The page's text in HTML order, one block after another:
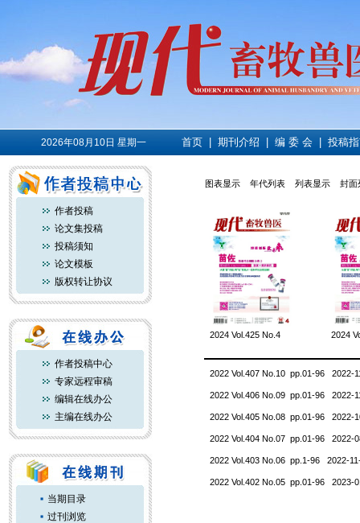
2026年08月10日 星期一 首页 期刊介绍 编 委 会 投稿
作者投稿
论文集投稿
投稿须知
论文模板
版权转让协议
作者投稿中心
专家远程审稿
编辑在线办公
主编在线办公
当期目录
过刊浏览
图表显示 年代列表 列表显示 封面
2024 Vol.425 No.4 2024
2022 Vol.407 No.10 pp.01-96 2022-
2022 Vol.406 No.09 pp.01-96 2022-
2022 Vol.405 No.08 pp.01-96 2022-
2022 Vol.404 No.07 pp.01-96 2022-
2022 Vol.403 No.06 pp.1-96 2022-
2022 Vol.402 No.05 pp.01-96 2023-